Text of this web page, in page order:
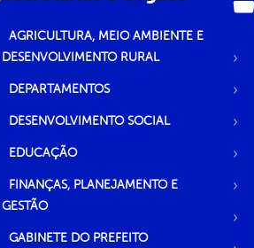
AGRICULTURA, MEIO AMBIENTE E
DESENVOLVIMENTO RURAL
DEPARTAMENTOS
DESENVOLVIMENTO SOCIAL
EDUCAÇÃO
FINANÇAS, PLANEJAMENTO E
GESTÃO
GABINETE DO PREFEITO